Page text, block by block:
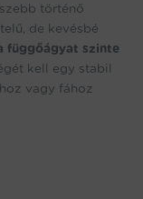
történő
de kevésbé
függőágyat szinte
kell egy stabil
vagy fához